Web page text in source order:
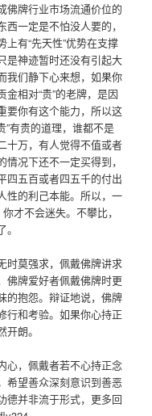
佛牌行业市场流通价位的
一定是不怕没人要的，
有“先天性”优势在支撑
是神迹暂时还没有引起大
我们静下心来想，如果你
相对“贵”的老牌，是因
要你有这个能力，所以这
”有贵的道理，谁都不是
十万，有人觉得不值或者
况下还不一定买得到，
四五百或者四五千的付出
性的利己本能。所以，一
才不会迷失。不攀比，
时莫强求，佩戴佛牌讲求
佛牌爱好者佩戴佛牌时更
的抱怨。辩证地说，佛牌
行和考验。如果你心持正
朗。
心，佩戴者若不心持正念
希望善众深刻意识到善恶
德并非流于形式，更多回